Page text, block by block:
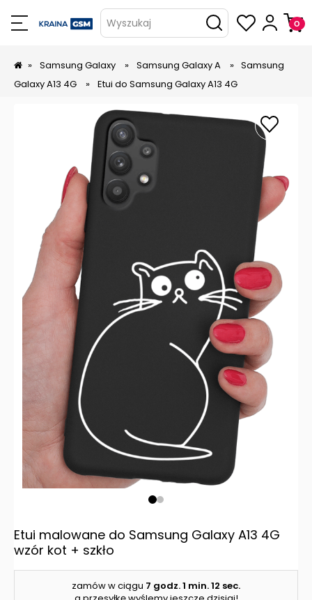
Wyszukaj
» Samsung Galaxy » Samsung Galaxy A » Samsung
Galaxy A13 4G
» Etui do Samsung Galaxy A13 4G
zamów w ciągu7 godz.1 min.11 sec.
Etui malowane do Samsung Galaxy A13 4G
wzór kot + szkło